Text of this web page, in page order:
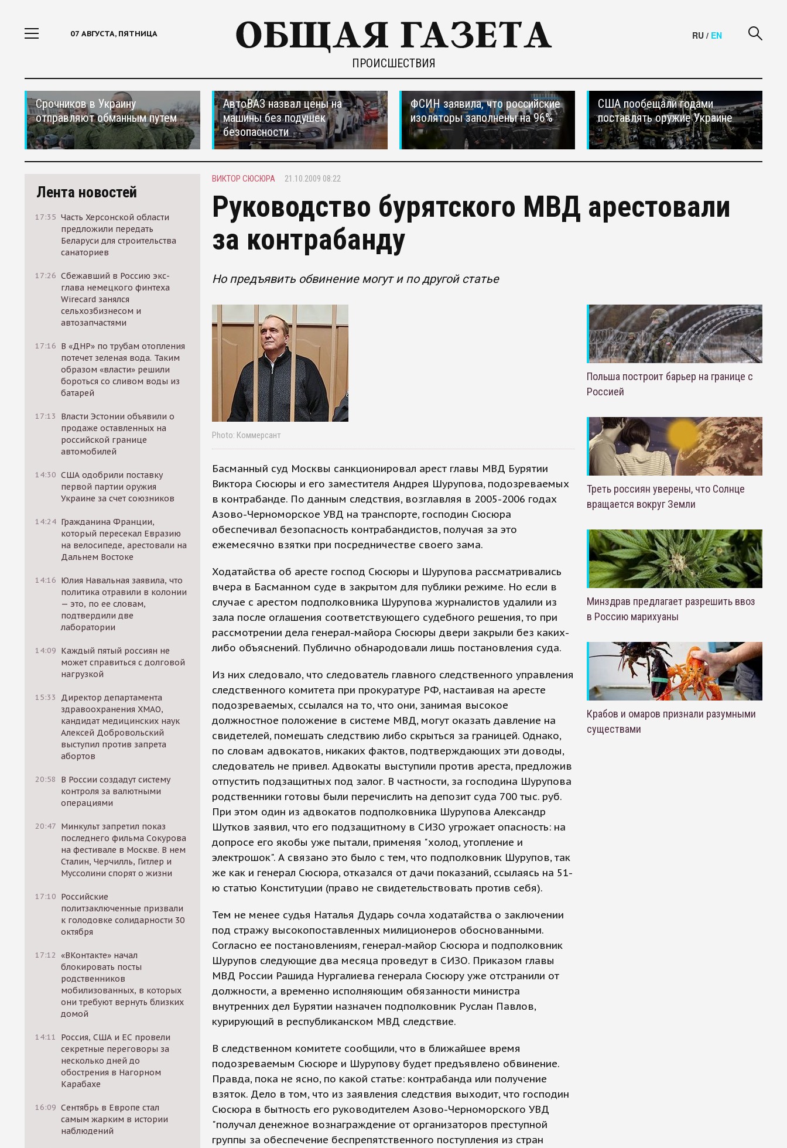
07 АВГУСТА, ПЯТНИЦА
ПРОИСШЕСТВИЯ
RU / EN
Срочников в Украину
отправляют обманным путем
АвтоВАЗ назвал цены на
машины без подушек
безопасности
ФСИН заявила, что российские
изоляторы заполнены на 96%
США пообещали годами
поставлять оружие Украине
Лента новостей
17:35 Часть Херсонской области
предложили передать
Беларуси для строительства
санаториев
17:26 Сбежавший в Россию экс-
глава немецкого финтеха
Wirecard занялся
сельхозбизнесом и
автозапчастями
17:16 В «ДНР» по трубам отопления
потечет зеленая вода. Таким
образом «власти» решили
бороться со сливом воды из
батарей
17:13
Власти Эстонии объявили о
продаже оставленных на
российской границе
автомобилей
14:30 США одобрили поставку
первой партии оружия
Украине за счет союзников
14:24 Гражданина Франции,
который пересекал Евразию
на велосипеде, арестовали на
Дальнем Востоке
14:16 Юлия Навальная заявила, что
политика отравили в колонии
— это, по ее словам,
подтвердили две
лаборатории
14:09 Каждый пятый россиян не
может справиться с долговой
нагрузкой
15:33
Директор департамента
здравоохранения ХМАО,
кандидат медицинских наук
Алексей Добровольский
выступил против запрета
абортов
20:58
В России создадут систему
контроля за валютными
операциями
20:47 Минкульт запретил показ
последнего фильма Сокурова
на фестивале в Москве. В нем
Сталин, Черчилль, Гитлер и
Муссолини спорят о жизни
17:10 Российские
политзаключенные призвали
к голодовке солидарности 30
октября
17:12 «ВКонтакте» начал
блокировать посты
родственников
мобилизованных, в которых
они требуют вернуть близких
домой
14:11
Россия, США и ЕС провели
секретные переговоры за
несколько дней до
обострения в Нагорном
Карабахе
16:09 Сентябрь в Европе стал
самым жарким в истории
наблюдений
ВИКТОР СЮСЮРА 21.10.2009 08:22
Руководство бурятского МВД арестовали
за контрабанду
Но предъявить обвинение могут и по другой статье
Photo: Коммерсант
Басманный суд Москвы санкционировал арест главы МВД Бурятии
Виктора Сюсюры и его заместителя Андрея Шурупова, подозреваемых
в контрабанде. По данным следствия, возглавляя в 2005-2006 годах
Азово-Черноморское УВД на транспорте, господин Сюсюра
обеспечивал безопасность контрабандистов, получая за это
ежемесячно взятки при посредничестве своего зама.
Ходатайства об аресте господ Сюсюры и Шурупова рассматривались
вчера в Басманном суде в закрытом для публики режиме. Но если в
случае с арестом подполковника Шурупова журналистов удалили из
зала после оглашения соответствующего судебного решения, то при
рассмотрении дела генерал-майора Сюсюры двери закрыли без каких-
либо объяснений. Публично обнародовали лишь постановления суда.
Из них следовало, что следователь главного следственного управления
следственного комитета при прокуратуре РФ, настаивая на аресте
подозреваемых, ссылался на то, что они, занимая высокое
должностное положение в системе МВД, могут оказать давление на
свидетелей, помешать следствию либо скрыться за границей. Однако,
по словам адвокатов, никаких фактов, подтверждающих эти доводы,
следователь не привел. Адвокаты выступили против ареста, предложив
отпустить подзащитных под залог. В частности, за господина Шурупова
родственники готовы были перечислить на депозит суда 700 тыс. руб.
При этом один из адвокатов подполковника Шурупова Александр
Шутков заявил, что его подзащитному в СИЗО угрожает опасность: на
допросе его якобы уже пытали, применяя "холод, утопление и
электрошок". А связано это было с тем, что подполковник Шурупов, так
же как и генерал Сюсюра, отказался от дачи показаний, ссылаясь на 51-
ю статью Конституции (право не свидетельствовать против себя).
Тем не менее судья Наталья Дударь сочла ходатайства о заключении
под стражу высокопоставленных милиционеров обоснованными.
Согласно ее постановлениям, генерал-майор Сюсюра и подполковник
Шурупов следующие два месяца проведут в СИЗО. Приказом главы
МВД России Рашида Нургалиева генерала Сюсюру уже отстранили от
должности, а временно исполняющим обязанности министра
внутренних дел Бурятии назначен подполковник Руслан Павлов,
курирующий в республиканском МВД следствие.
В следственном комитете сообщили, что в ближайшее время
подозреваемым Сюсюре и Шурупову будет предъявлено обвинение.
Правда, пока не ясно, по какой статье: контрабанда или получение
взяток. Дело в том, что из заявления следствия выходит, что господин
Сюсюра в бытность его руководителем Азово-Черноморского УВД
"получал денежное вознаграждение от организаторов преступной
группы за обеспечение беспрепятственного поступления из стран
Польша построит барьер на границе с
Россией
Треть россиян уверены, что Солнце
вращается вокруг Земли
Минздрав предлагает разрешить ввоз
в Россию марихуаны
Крабов и омаров признали разумными
существами